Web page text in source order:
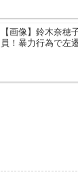
【画像】鈴木奈穂
員！暴力行為で左